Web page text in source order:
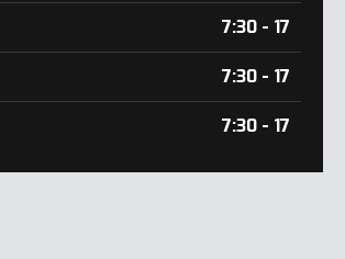
7:30 - 17
7:30 - 17
7:30 - 17